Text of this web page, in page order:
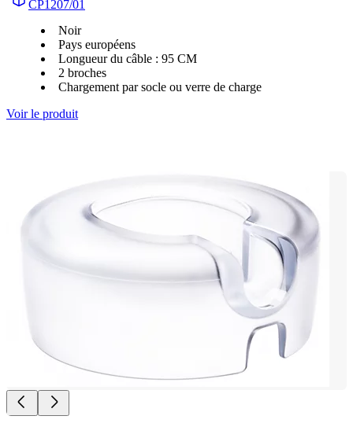
CP1207/01
Noir
Pays européens
Longueur du câble : 95 CM
2 broches
Chargement par socle ou verre de charge
Voir le produit